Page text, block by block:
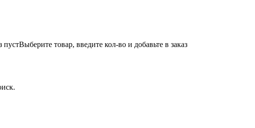
пустВыберите товар, введите кол-во и добавьте в заказ